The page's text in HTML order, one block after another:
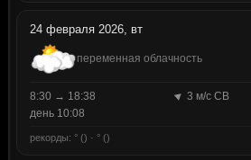
24 февраля 2026, вт
переменная облачность
8:30 → 18:38
3 м/с СВ
день 10:08
рекорды: ° () · ° ()